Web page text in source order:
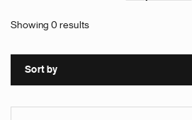
Showing 0 results
Sort by